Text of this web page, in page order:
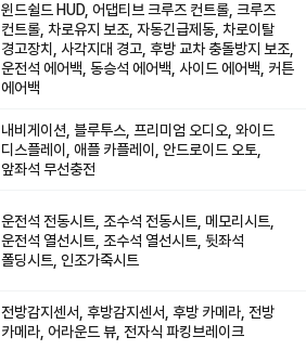
윈드쉴드 HUD, 어댑티브 크루즈 컨트롤, 크루즈
컨트롤, 차로유지 보조, 자동긴급제동, 차로이탈
경고장치, 사각지대 경고, 후방 교차 충돌방지 보조,
운전석 에어백, 동승석 에어백, 사이드 에어백, 커튼
에어백
내비게이션, 블루투스, 프리미엄 오디오, 와이드
디스플레이, 애플 카플레이, 안드로이드 오토,
앞좌석 무선충전
운전석 전동시트, 조수석 전동시트, 메모리시트,
운전석 열선시트, 조수석 열선시트, 뒷좌석
폴딩시트, 인조가죽시트
전방감지센서, 후방감지센서, 후방 카메라, 전방
카메라, 어라운드 뷰, 전자식 파킹브레이크